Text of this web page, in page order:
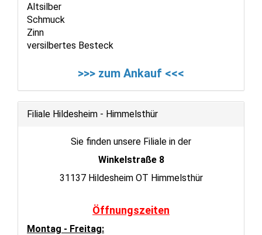
Altsilber
Schmuck
Zinn
versilbertes Besteck
>>> zum Ankauf <<<
Filiale Hildesheim - Himmelsthür
Sie finden unsere Filiale in der
Winkelstraße 8
31137 Hildesheim OT Himmelsthür
Öffnungszeiten
Montag - Freitag: